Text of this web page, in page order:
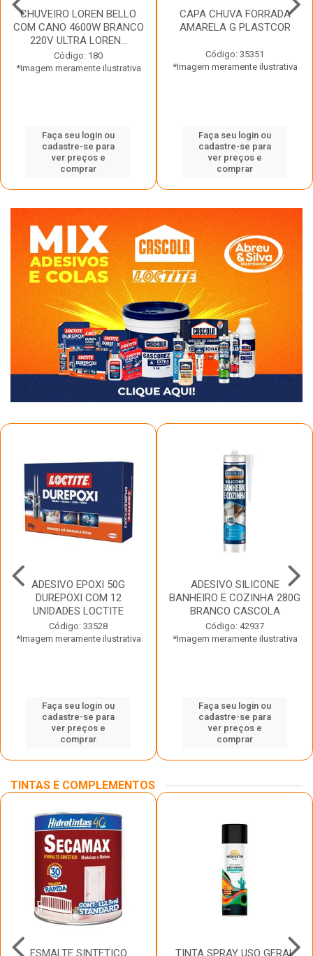
CHUVEIRO LOREN BELLO
COM CANO 4600W BRANCO
220V ULTRA LOREN...
Código: 180
*Imagem meramente ilustrativa
Faça seu login ou
cadastre-se para
ver preços e
comprar
CAPA CHUVA FORRADA
AMARELA G PLASTCOR
Código: 35351
*Imagem meramente ilustrativa
Faça seu login ou
cadastre-se para
ver preços e
comprar
ADESIVO EPOXI 50G
DUREPOXI COM 12
UNIDADES LOCTITE
Código: 33528
*Imagem meramente ilustrativa
Faça seu login ou
cadastre-se para
ver preços e
comprar
ADESIVO SILICONE
BANHEIRO E COZINHA 280G
BRANCO CASCOLA
Código: 42937
*Imagem meramente ilustrativa
Faça seu login ou
cadastre-se para
ver preços e
comprar
TINTAS E COMPLEMENTOS
ESMALTE SINTETICO TINTA SPRAY USO GERAL